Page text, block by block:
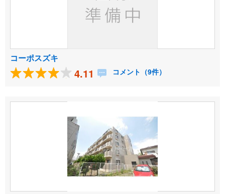
コーポスズキ
4.11 コメント（9件）